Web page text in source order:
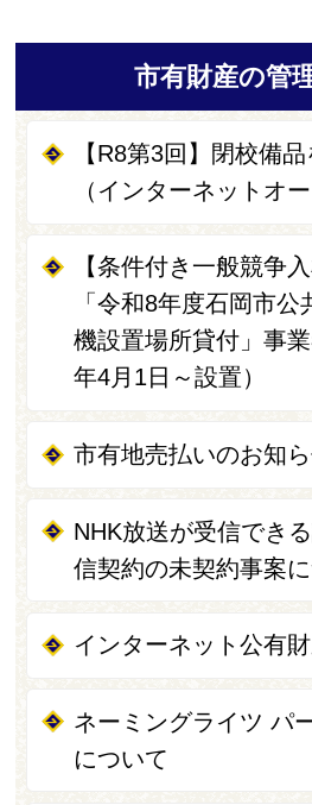
市有財産の管
【R8第3回】閉校備
（インターネットオ
【条件付き一般競争
「令和8年度石岡市
機設置場所貸付」事
年4月1日～設置）
市有地売払いのお知ら
NHK放送が受信でき
信契約の未契約事案
インターネット公有
ネーミングライツ パ
について